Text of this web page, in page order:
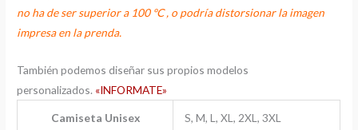
no ha de ser superior a 100 ºC , o podría distorsionar la imagen
impresa en la prenda.
También podemos diseñar sus propios modelos
personalizados. «INFORMATE»
Camiseta Unisex S, M, L, XL, 2XL, 3XL